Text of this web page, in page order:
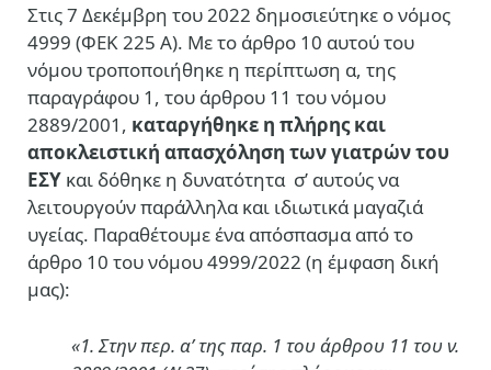
Στις 7 Δεκέμβρη του 2022 δημοσιεύτηκε ο νόμος
4999 (ΦΕΚ 225 Α). Με το άρθρο 10 αυτού του
νόμου τροποποιήθηκε η περίπτωση α, της
παραγράφου 1, του άρθρου 11 του νόμου
2889/2001, καταργήθηκε η πλήρης και
αποκλειστική απασχόληση των γιατρών του
ΕΣΥ και δόθηκε η δυνατότητα σ’ αυτούς να
λειτουργούν παράλληλα και ιδιωτικά μαγαζιά
υγείας. Παραθέτουμε ένα απόσπασμα από το
άρθρο 10 του νόμου 4999/2022 (η έμφαση δική
μας):
«1. Στην περ. α’ της παρ. 1 του άρθρου 11 του ν.